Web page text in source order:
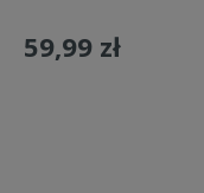
59,99 zł